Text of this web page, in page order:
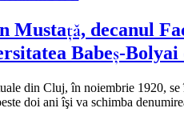
Mustață, decanul
Babeş-
din Cluj, în noiembrie 1920,
doi ani îşi va schimba